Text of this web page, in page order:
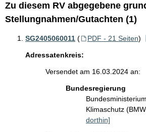
Zu diesem RV abgegebene
Stellungnahmen/Gutachten (1)
SG2405060011 ( PDF - 21 Seiten)
Adressatenkreis:
Versendet am 16.03.2024 an:
Bundesregierung
Klimaschutz
dorthin]